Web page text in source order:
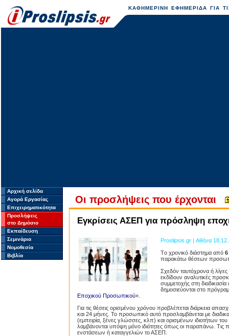
ΚΑΘΗΜΕΡΙΝΗ ΕΦΗΜΕΡΙΔΑ ΓΙΑ
Αρχική σελίδα
Αγορά Εργασίας
Επιχειρηματικότητα
Προσλήψεις
στο Δημόσιο
Εκπαίδευση
Σεμινάρια
Νομοθεσία
Βιβλία
Οι προσλήψεις που έρχονται
Εγκρίσεις ΑΣΕΠ για πρόσληψη
Proslipsis.gr | Αθήνα
Τo χρονικό διάστημα από 6
παρακάτω θέσεων
Σχεδόν ταυτόχρονα ή
εκδίδουν αναλυτικές
συμμετοχής στη
δημοσιεύονται στο
Εποχικού Προσωπικού».
Για τις θέσεις ορισμένου χρόνου προβλέπεται διάρκεια
και 24 μήνες. Το προσωπικό αυτό προσλαμβάνεται με
(εμπειρία, ξένες γλώσσες, κλπ) και ορισμένων ιδιοτήτων
λαμβάνονται υπόψη μόνο ιδιότητες όπως οι παραπάνω. Τις
ενστάσεων ή καταγγελιών το ΑΣΕΠ.